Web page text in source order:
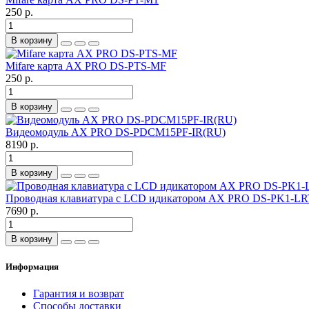
250 р.
В корзину
Mifare карта AX PRO DS-PTS-MF
250 р.
В корзину
Видеомодуль AX PRO DS-PDCM15PF-IR(RU)
8190 р.
В корзину
Проводная клавиатура c LСD идикатором AX PRO DS-PK1-
7690 р.
В корзину
Информация
Гарантия и возврат
Способы доставки